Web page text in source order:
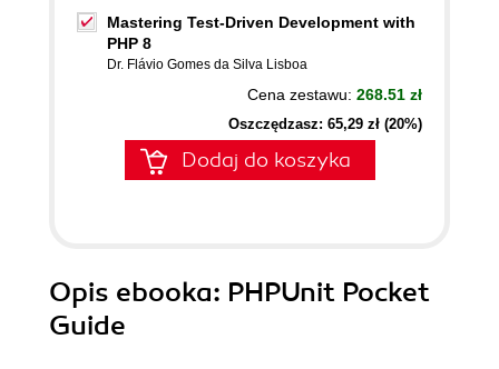
Mastering Test-Driven Development with
PHP 8
Dr. Flávio Gomes da Silva Lisboa
Cena zestawu: 268.51 zł
Oszczędzasz: 65,29 zł (20%)
Dodaj do koszyka
Opis ebooka: PHPUnit Pocket
Guide